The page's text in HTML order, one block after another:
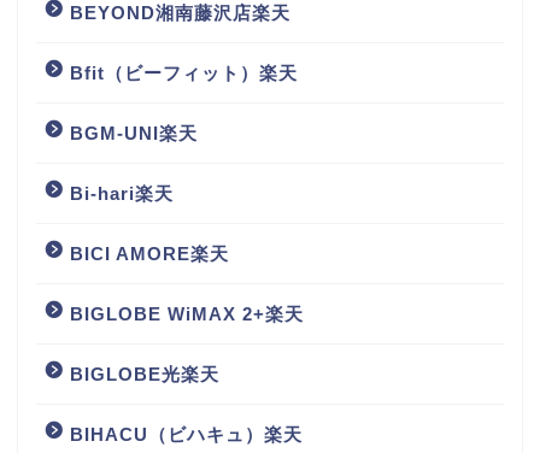
BEYOND湘南藤沢店楽天
Bfit（ビーフィット）楽天
BGM‐UNI楽天
Bi-hari楽天
BICI AMORE楽天
BIGLOBE WiMAX 2+楽天
BIGLOBE光楽天
BIHACU（ビハキュ）楽天